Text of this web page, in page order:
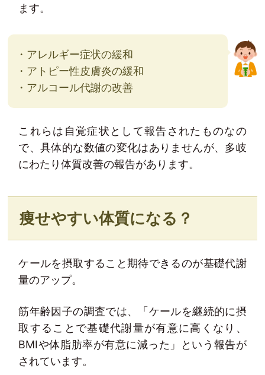
ます。
・アレルギー症状の緩和
・アトピー性皮膚炎の緩和
・アルコール代謝の改善
これらは自覚症状として報告されたものなの
で、具体的な数値の変化はありませんが、多岐
にわたり体質改善の報告があります。
痩せやすい体質になる？
ケールを摂取すること期待できるのが基礎代謝
量のアップ。
筋年齢因子の調査では、「ケールを継続的に摂
取することで基礎代謝量が有意に高くなり、
BMIや体脂肪率が有意に減った」という報告が
されています。